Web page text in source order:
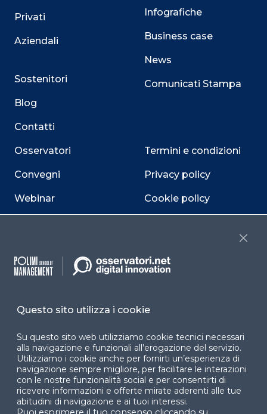
Privati
Aziendali
Sostenitori
Blog
Contatti
Osservatori
Convegni
Webinar
Infografiche
Business case
News
Comunicati Stampa
Termini e condizioni
Privacy policy
Cookie policy
accessibilità
Facebook LinkedIn
YouTube X
Questo sito utilizza i cookie
Su questo sito web utilizziamo cookie tecnici necessari
alla navigazione e funzionali all’erogazione del servizio.
Utilizziamo i cookie anche per fornirti un’esperienza di
navigazione sempre migliore, per facilitare le interazioni
con le nostre funzionalità social e per consentirti di
ricevere informazioni e offerte mirate aderenti alle tue
abitudini di navigazione e ai tuoi interessi.